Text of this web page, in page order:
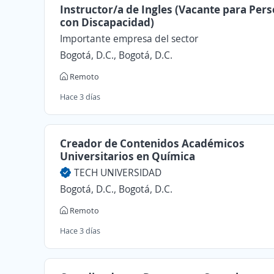
Instructor/a de Ingles (Vacante para
con Discapacidad)
Importante empresa del sector
Bogotá, D.C., Bogotá, D.C.
Remoto
Hace 3 días
Creador de Contenidos Académicos
Universitarios en Química
TECH UNIVERSIDAD
Bogotá, D.C., Bogotá, D.C.
Remoto
Hace 3 días